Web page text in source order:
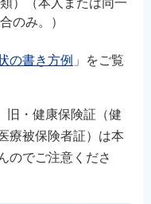
）（本人または同一
のみ。）
の書き方例 」をご覧
旧・健康保険証（健
療被保険者証）は本
のでご注意くださ